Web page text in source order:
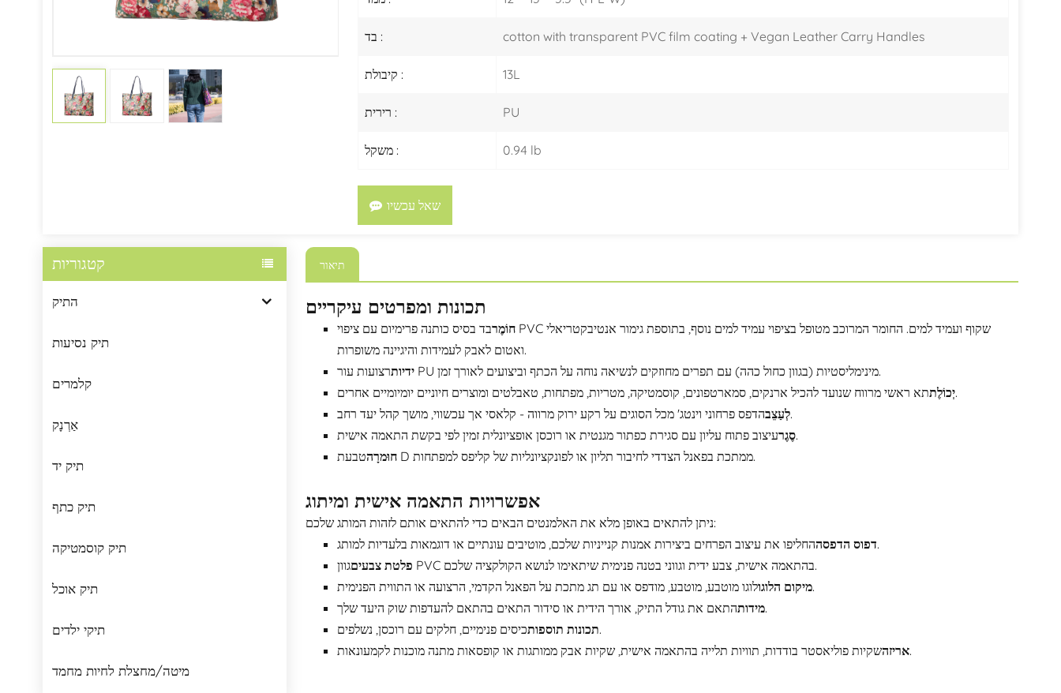
בד : cotton with transparent PVC film coating + Vegan Leather Carry Handles
קיבולת : 13L
רירית : PU
משקל : 0.94 lb
שאל עכשיו
קטגוריות
התיק
תיק נסיעות
קלמרים
אַרְנָק
תיק יד
תיק כתף
תיק קוסמטיקה
תיק אוכל
תיקי ילדים
מיטה/מחצלת לחיות מחמד
תיאור
תכונות ומפרטים עיקריים
חוֹמֶרבד בסיס כותנה פרימיום עם ציפוי PVC שקוף ועמיד למים. החומר המרוכב מטופל בציפוי עמיד למים נוסף, בתוספת גימור אנטיבקטריאלי
ואטום לאבק לעמידות והיגיינה משופרות.
ידיות
רצועות עור PU מינימליסטיות (בגוון כחול כהה) עם תפרים מחוזקים לנשיאה נוחה על הכתף וביצועים לאורך זמן.
יְכוֹלֶתתא ראשי מרווח שנועד להכיל ארנקים, סמארטפונים, קוסמטיקה, מטריות, מפתחות, טאבלטים ומוצרים חיוניים יומיומיים אחרים.
לְעַצֵבהדפס פרחוני וינטג' מכל הסוגים על רקע ירוק מרווה - קלאסי אך עכשווי, מושך קהל יעד רחב.
סֶגֶרעיצוב פתוח עליון עם סגירת כפתור מגנטית או רוכסן אופציונלית זמין לפי בקשת התאמה אישית.
חוּמרָה
טבעת D ממתכת בפאנל הצדדי לחיבור תליון או לפונקציונליות של קליפס למפתחות.
אפשרויות התאמה אישית ומיתוג
ניתן להתאים באופן מלא את האלמנטים הבאים כדי להתאים אותם לזהות המותג שלכם:
דפוס הדפסההחליפו את עיצוב הפרחים ביצירות אמנות קנייניות שלכם, מוטיבים עונתיים או דוגמאות בלעדיות למותג.
פלטת צבעים
גוון PVC בהתאמה אישית, צבע ידית וגווני בטנה פנימית שיתאימו לנושא הקולקציה שלכם.
מיקום הלוגולוגו מוטבע, מוטבע, מודפס או עם תג מתכת על הפאנל הקדמי, הרצועה או התווית הפנימית.
מידותהתאם את גודל התיק, אורך הידית או סידור התאים בהתאם להעדפות שוק היעד שלך.
תכונות תוספותכיסים פנימיים, חלקים עם רוכסן, נשלפים.
אריזהשקיות פוליאסטר בודדות, תוויות תלייה בהתאמה אישית, שקיות אבק ממותגות או קופסאות מתנה מוכנות לקמעונאות.